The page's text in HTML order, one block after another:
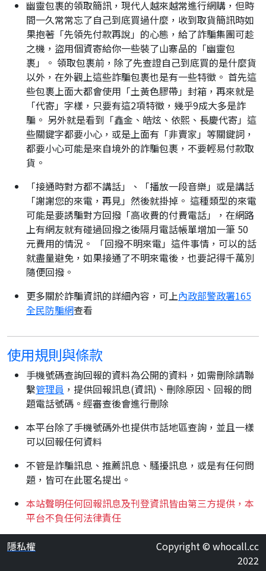
幽靈包裹的領取簡訊，現代人越來越常進行網購，但時
間一久常常忘了自己到底買過什麼，收到取貨簡訊時如
果抱著「先領先付款再說」的心態，給了詐騙集團可趁
之機，盜用個資寄給你一些裝了山寨品的「幽靈包
裹」。 領取包裹前，除了先查證自己到底買的是什麼貨
以外，在外觀上這些詐騙包裹也是有一些特徵。 首先這
些包裹上面大都會使用「土黃色膠帶」封箱，再來就是
「代寄」字樣，只要有這2項特徵，幾乎9成大多是詐
騙。 另外就是看到「鑫金、皓炫、依熙、長慶代寄」這
些關鍵字都要小心，或是上面有「非賣家」等關鍵詞，
都要小心可能是來自境外的詐騙包裹，不要輕易付款取
貨。
「接通時對方都不講話」、「播放一段音樂」或是講話
「謝謝您的來電，再見」然後就掛掉。 這種類型的來電
可能是要誘騙對方回撥「高收費的付費電話」，在網路
上有網友就有碰過回撥之後隔月電話帳單增加一筆 50
元費用的情況。 「回撥不明來電」這件事情，可以的話
就盡量避免，如果接通了不明來電後，也要記得千萬別
隨便回撥。
更多關於詐騙資訊的詳細內容，可上內政部警政署165
全民防騙網查看
使用規則與條款
手機號碼查詢回報的資料為公開的資料，如需刪除請聯
繫管理員 ，提供回報訊息(資訊)、刪除原因、回報的問
題電話號碼。經審查後會進行刪除
本平台除了手機號碼外也提供市話地區查詢，並且一樣
可以回報任何資料
不管是詐騙訊息、推薦訊息、騷擾訊息，或是有任何問
題，皆可在此匿名提出。
本站聲明任何回報訊息及刊登資訊皆由第三方提供，本
平台不負任何法律責任
隱私權
Copyright © whocall.cc
2022